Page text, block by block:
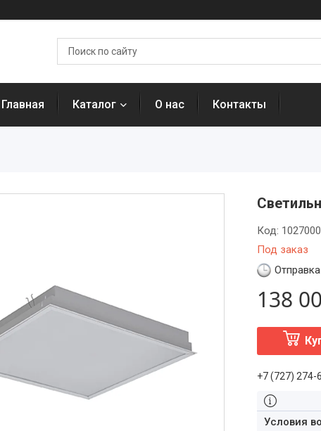
Главная Каталог О нас Контакты
Под заказ
Код:
138
+7 (727) 274-